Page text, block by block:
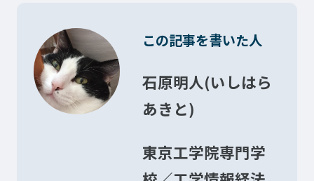
奨学金・奨励金
外国人留学生入学のご案内
NEWS&TOPICS
この記事を書いた人
石原明人(いしはら
あきと)
東京工学院専門学